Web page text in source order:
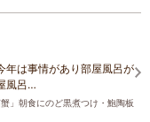
年は事情があり部屋風呂が
風呂…
」朝食にのど黒煮つけ・鮑陶板